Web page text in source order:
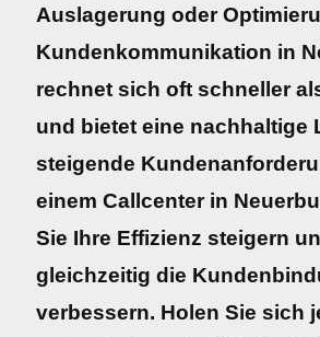
Auslagerung oder
Kundenkommunikation in
rechnet sich oft schneller
und bietet eine nachhaltige
steigende
einem Callcenter in
Sie Ihre Effizienz steigern
gleichzeitig die
verbessern. Holen Sie sich